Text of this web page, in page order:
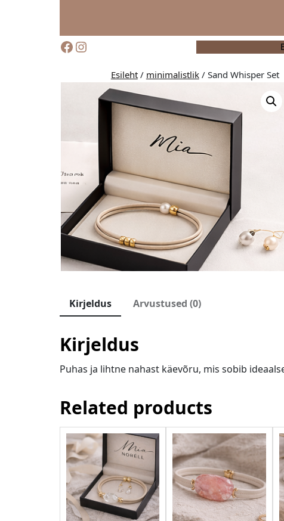
Esileht/ minimalistlik/ Sand Whisper Set
Kirjeldus Arvustused (0)
Kirjeldus
Puhas ja lihtne nahast käevõru, mis sobib
Related products